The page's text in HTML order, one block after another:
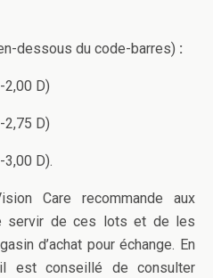
dessous du code-barres) :
D)
D)
D).
Care recommande aux
servir de ces lots et de les
d’achat pour échange. En
est conseillé de consulter